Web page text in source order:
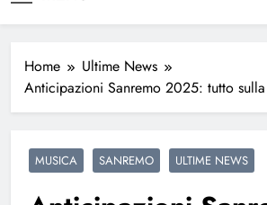
Home
Ultime News
Anticipazioni Sanremo 2025: tutto sulla
MUSICA SANREMO ULTIME NEWS